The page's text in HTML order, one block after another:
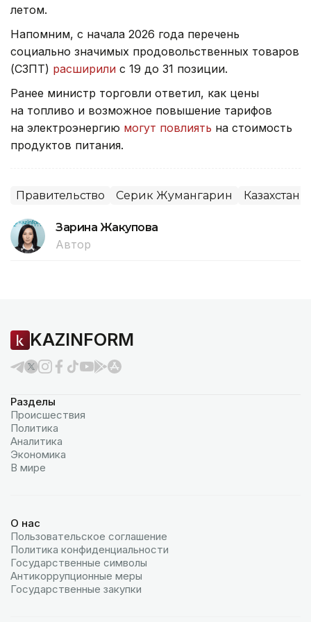
летом.
Напомним, с начала 2026 года перечень
социально значимых продовольственных товаров
(СЗПТ) расширили с 19 до 31 позиции.
Ранее министр торговли ответил, как цены
на топливо и возможное повышение тарифов
на электроэнергию могут повлиять на стоимость
продуктов питания.
Правительство Серик Жумангарин Казахстан
Зарина Жакупова
Автор
KAZINFORM
Разделы
Происшествия
Политика
Аналитика
Экономика
В мире
О нас
Пользовательское соглашение
Политика конфиденциальности
Государственные символы
Антикоррупционные меры
Государственные закупки